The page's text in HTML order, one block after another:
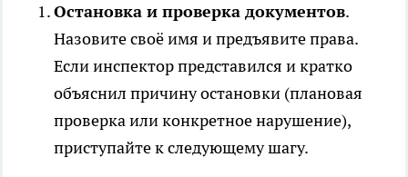
Остановка и проверка документов.
Назовите своё имя и предъявите права.
Если инспектор представился и кратко
объяснил причину остановки (плановая
проверка или конкретное нарушение),
приступайте к следующему шагу.